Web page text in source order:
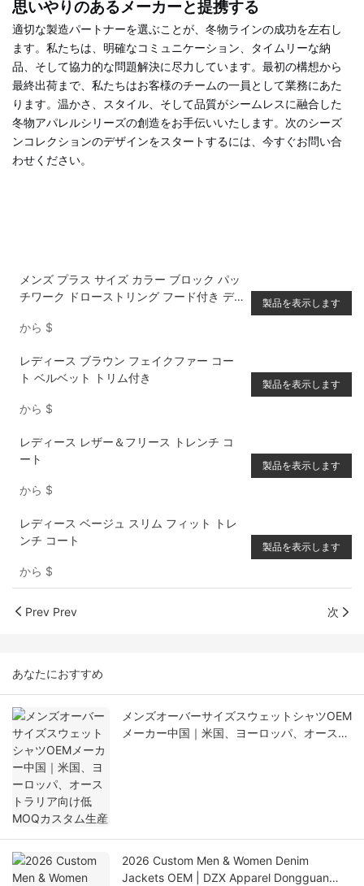
思いやりのあるメーカーと提携する
適切な製造パートナーを選ぶことが、冬物ラインの成功を左右し
ます。私たちは、明確なコミュニケーション、タイムリーな納
品、そして協力的な問題解決に尽力しています。最初の構想から
最終出荷まで、私たちはお客様のチームの一員として業務にあた
ります。温かさ、スタイル、そして品質がシームレスに融合した
冬物アパレルシリーズの創造をお手伝いいたします。次のシーズ
ンコレクションのデザインをスタートするには、今すぐお問い合
わせください。
メンズ プラス サイズ カラー ブロック パッ
チワーク ドローストリング フード付き デ
から $
製品を表示します
レディース ブラウン フェイクファー コー
ト ベルベット トリム付き
から $
製品を表示します
レディース レザー＆フリース トレンチ コ
ート
から $
製品を表示します
レディース ベージュ スリム フィット トレ
ンチ コート
から $
製品を表示します
Prev Prev 次
あなたにおすすめ
メンズオーバーサイズスウェットシャツOEM
メーカー中国｜米国、ヨーロッパ、オースト
2026 Custom Men & Women Denim
Jackets OEM | DZX Apparel Dongguan